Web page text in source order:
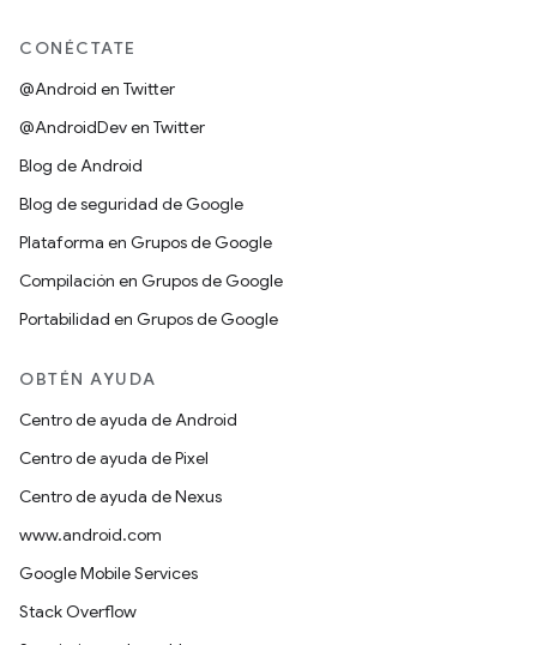
CONÉCTATE
@Android en Twitter
@AndroidDev en Twitter
Blog de Android
Blog de seguridad de Google
Plataforma en Grupos de Google
Compilación en Grupos de Google
Portabilidad en Grupos de Google
OBTÉN AYUDA
Centro de ayuda de Android
Centro de ayuda de Pixel
Centro de ayuda de Nexus
www.android.com
Google Mobile Services
Stack Overflow